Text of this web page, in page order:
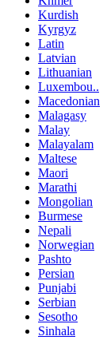
Kurdish
Kyrgyz
Latin
Latvian
Lithuanian
Luxembou..
Macedonian
Malagasy
Malay
Malayalam
Maltese
Maori
Marathi
Mongolian
Burmese
Nepali
Norwegian
Pashto
Persian
Punjabi
Serbian
Sesotho
Sinhala